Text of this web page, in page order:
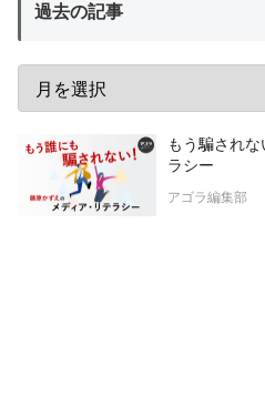
過去の記事
もう騙され
ラシー
アゴラ編集部